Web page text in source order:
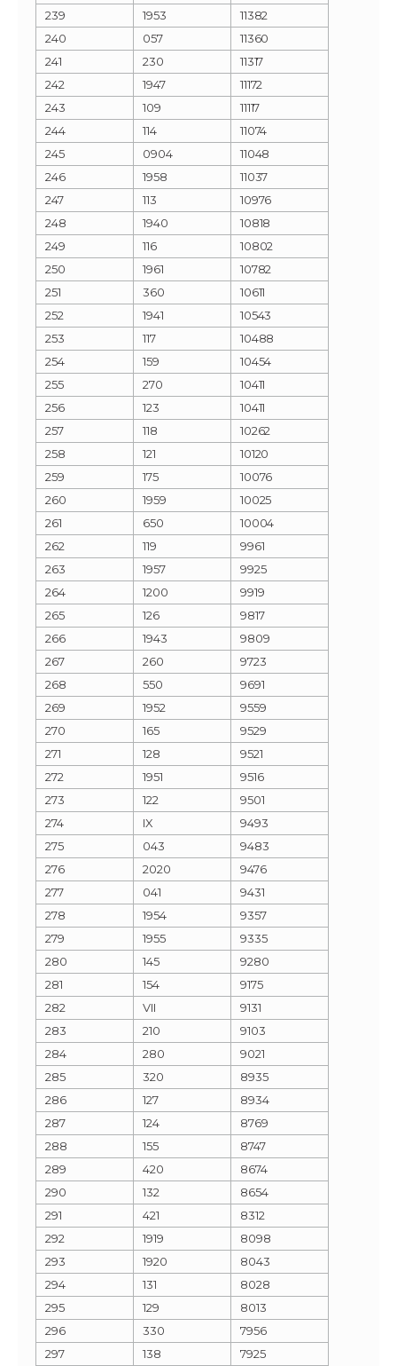
239
1953
11382
240
057
11360
241
230
11317
242
1947
11172
243
109
11117
244
114
11074
245
0904
11048
246
1958
11037
247
113
10976
248
1940
10818
249
116
10802
250
1961
10782
251
360
10611
252
1941
10543
253
117
10488
254
159
10454
255
270
10411
256
123
10411
257
118
10262
258
121
10120
259
175
10076
260
1959
10025
261
650
10004
262
119
9961
263
1957
9925
264
1200
9919
265
126
9817
266
1943
9809
267
260
9723
268
550
9691
269
1952
9559
270
165
9529
271
128
9521
272
1951
9516
273
122
9501
274
IX
9493
275
043
9483
276
2020
9476
277
041
9431
278
1954
9357
279
1955
9335
280
145
9280
281
154
9175
282
VII
9131
283
210
9103
284
280
9021
285
320
8935
286
127
8934
287
124
8769
288
155
8747
289
420
8674
290
132
8654
291
421
8312
292
1919
8098
293
1920
8043
294
131
8028
295
129
8013
296
330
7956
297
138 7925